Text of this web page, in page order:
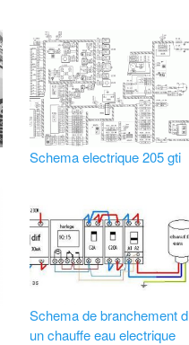
Schema electrique 205 gti
Schema de branchement d
un chauffe eau electrique